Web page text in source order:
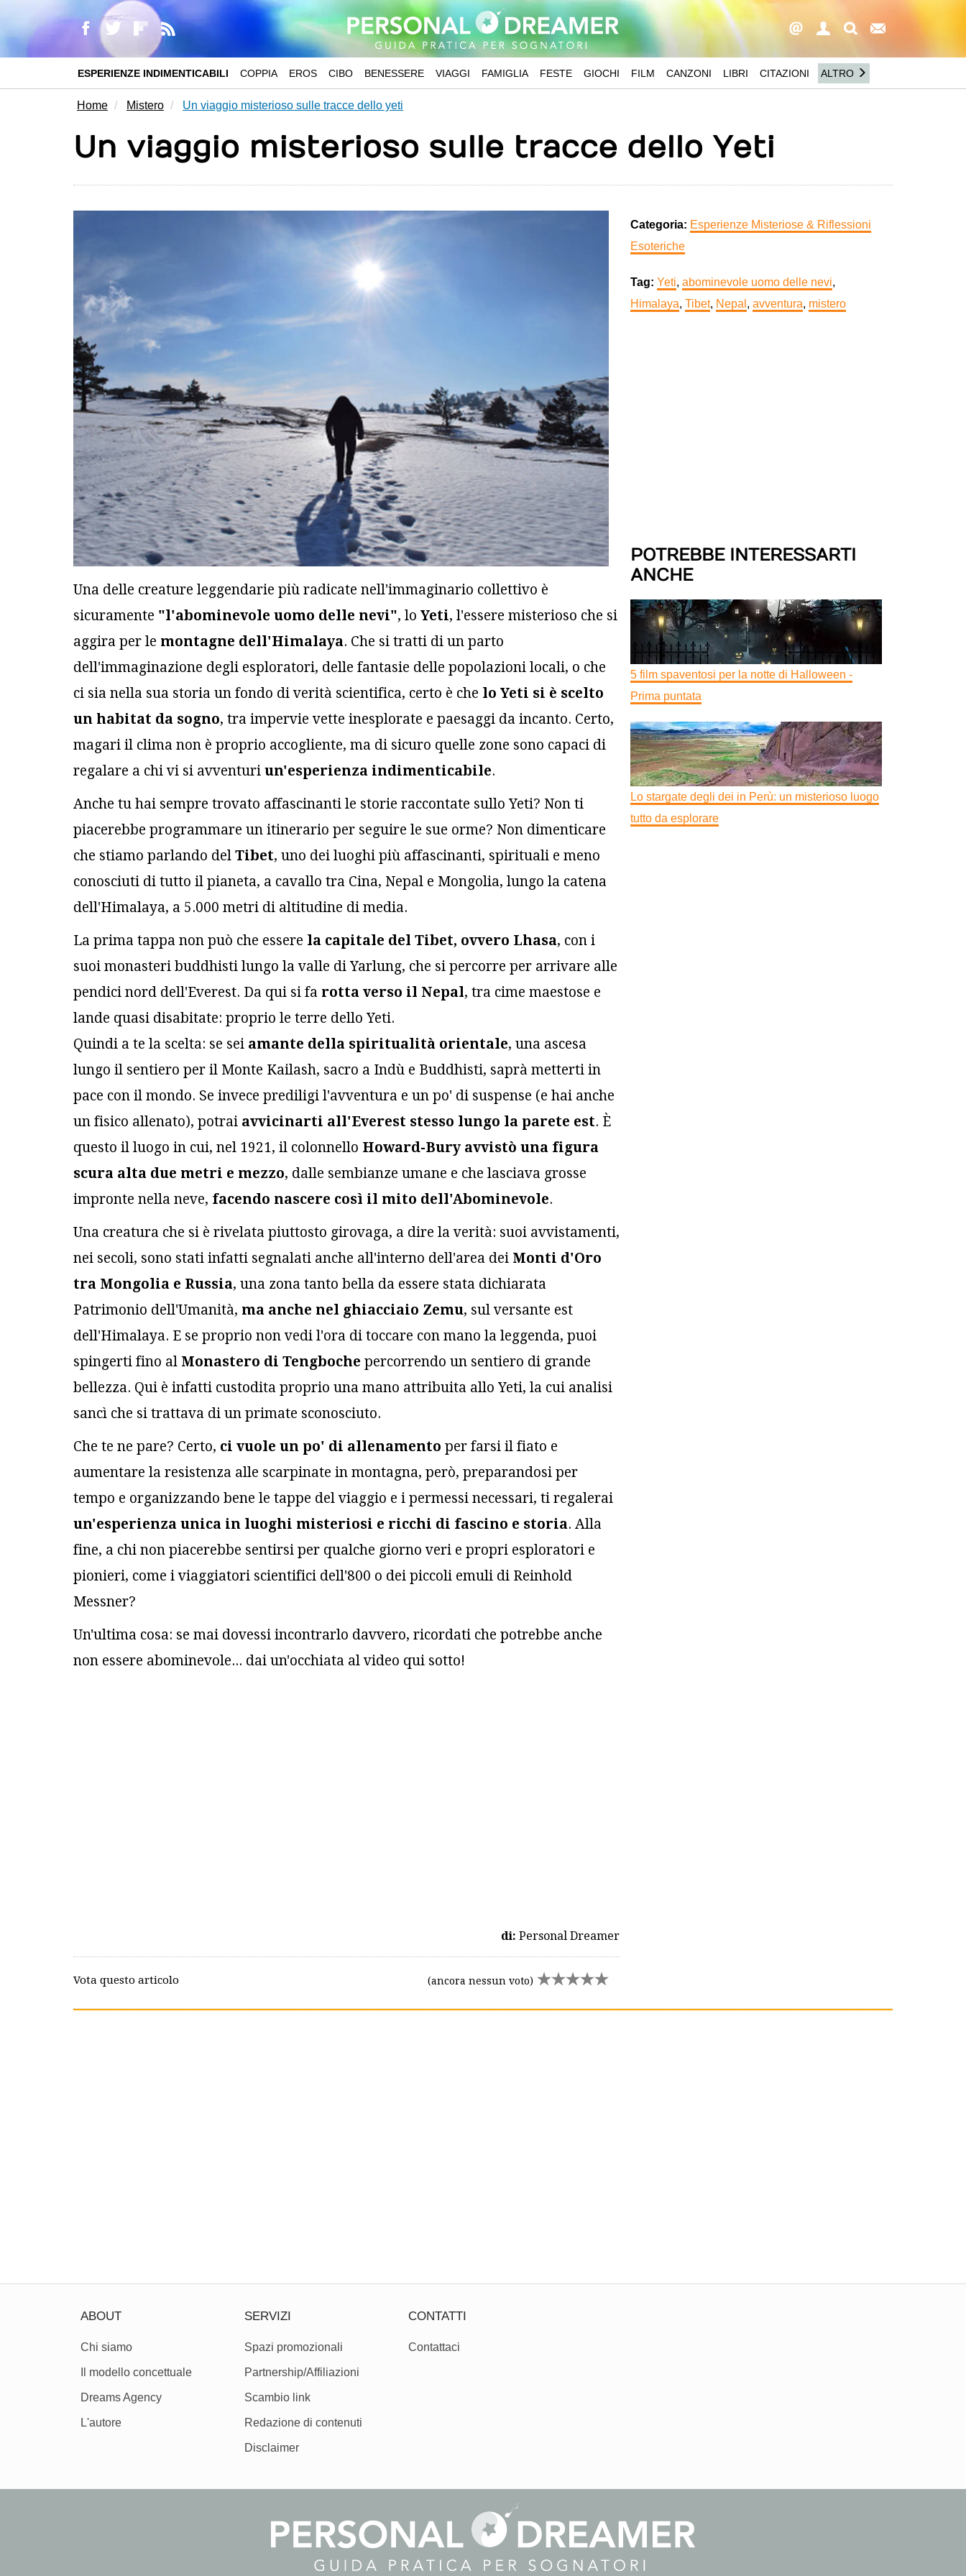
ESPERIENZE INDIMENTICABILI COPPIA EROS CIBO BENESSERE VIAGGI FAMIGLIA FESTE GIOCHI FILM CANZONI LIBRI CITAZIONI ALTRO
Home Mistero Un viaggio misterioso sulle tracce dello yeti
Un viaggio misterioso sulle tracce dello Yeti
Una delle creature leggendarie più radicate nell'immaginario collettivo è
sicuramente "l'abominevole uomo delle nevi", lo Yeti, l'essere misterioso che si
aggira per le montagne dell'Himalaya. Che si tratti di un parto
dell'immaginazione degli esploratori, delle fantasie delle popolazioni locali, o che
ci sia nella sua storia un fondo di verità scientifica, certo è che lo Yeti si è scelto
un habitat da sogno, tra impervie vette inesplorate e paesaggi da incanto. Certo,
magari il clima non è proprio accogliente, ma di sicuro quelle zone sono capaci di
regalare a chi vi si avventuri un'esperienza indimenticabile.
Anche tu hai sempre trovato affascinanti le storie raccontate sullo Yeti? Non ti
piacerebbe programmare un itinerario per seguire le sue orme? Non dimenticare
che stiamo parlando del Tibet, uno dei luoghi più affascinanti, spirituali e meno
conosciuti di tutto il pianeta, a cavallo tra Cina, Nepal e Mongolia, lungo la catena
dell'Himalaya, a 5.000 metri di altitudine di media.
La prima tappa non può che essere la capitale del Tibet, ovvero Lhasa, con i
suoi monasteri buddhisti lungo la valle di Yarlung, che si percorre per arrivare alle
pendici nord dell'Everest. Da qui si fa rotta verso il Nepal, tra cime maestose e
lande quasi disabitate: proprio le terre dello Yeti.
Quindi a te la scelta: se sei amante della spiritualità orientale, una ascesa
lungo il sentiero per il Monte Kailash, sacro a Indù e Buddhisti, saprà metterti in
pace con il mondo. Se invece prediligi l'avventura e un po' di suspense (e hai anche
un fisico allenato), potrai avvicinarti all'Everest stesso lungo la parete est. È
questo il luogo in cui, nel 1921, il colonnello Howard-Bury avvistò una figura
scura alta due metri e mezzo, dalle sembianze umane e che lasciava grosse
impronte nella neve, facendo nascere così il mito dell'Abominevole.
Una creatura che si è rivelata piuttosto girovaga, a dire la verità: suoi avvistamenti,
nei secoli, sono stati infatti segnalati anche all'interno dell'area dei Monti d'Oro
tra Mongolia e Russia, una zona tanto bella da essere stata dichiarata
Patrimonio dell'Umanità, ma anche nel ghiacciaio Zemu, sul versante est
dell'Himalaya. E se proprio non vedi l'ora di toccare con mano la leggenda, puoi
spingerti fino al Monastero di Tengboche percorrendo un sentiero di grande
bellezza. Qui è infatti custodita proprio una mano attribuita allo Yeti, la cui analisi
sancì che si trattava di un primate sconosciuto.
Che te ne pare? Certo, ci vuole un po' di allenamento per farsi il fiato e
aumentare la resistenza alle scarpinate in montagna, però, preparandosi per
tempo e organizzando bene le tappe del viaggio e i permessi necessari, ti regalerai
un'esperienza unica in luoghi misteriosi e ricchi di fascino e storia. Alla
fine, a chi non piacerebbe sentirsi per qualche giorno veri e propri esploratori e
pionieri, come i viaggiatori scientifici dell'800 o dei piccoli emuli di Reinhold
Messner?
Un'ultima cosa: se mai dovessi incontrarlo davvero, ricordati che potrebbe anche
non essere abominevole... dai un'occhiata al video qui sotto!
di: Personal Dreamer
Vota questo articolo (ancora nessun voto)
Categoria: Esperienze Misteriose & Riflessioni
Esoteriche
Tag: Yeti, abominevole uomo delle nevi,
Himalaya, Tibet, Nepal , avventura, mistero
POTREBBE INTERESSARTI
ANCHE
5 film spaventosi per la notte di Halloween -
Prima puntata
Lo stargate degli dei in Perù: un misterioso luogo
tutto da esplorare
ABOUT
Chi siamo
Il modello concettuale
Dreams Agency
L'autore
SERVIZI
Spazi promozionali
Partnership/Affiliazioni
Scambio link
Redazione di contenuti
Disclaimer
CONTATTI
Contattaci